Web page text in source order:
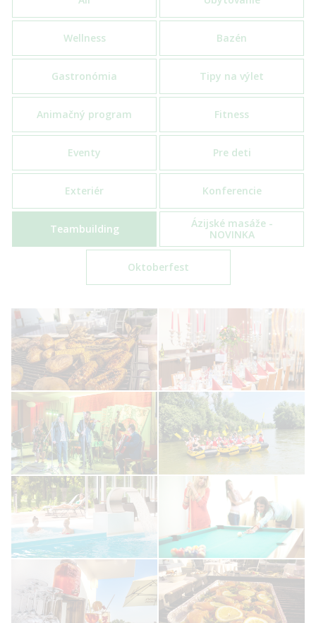
Wellness Bazén
Gastronómia Tipy na výlet
Animačný program Fitness
Eventy Pre deti
Exteriér Konferencie
Teambuilding
Ázijské masáže -
NOVINKA
Oktoberfest